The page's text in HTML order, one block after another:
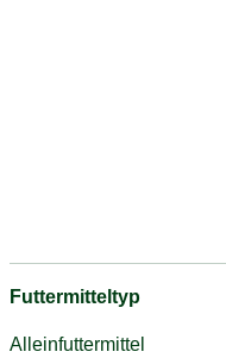
Futtermitteltyp
Alleinfuttermittel